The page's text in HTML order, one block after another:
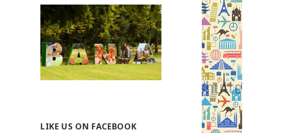
LIKE US ON FACEBOOK